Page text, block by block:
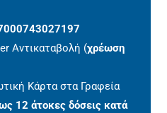
Αντικαταβολή (χρέωση
Κάρτα στα Γραφεία
12 άτοκες δόσεις κατά